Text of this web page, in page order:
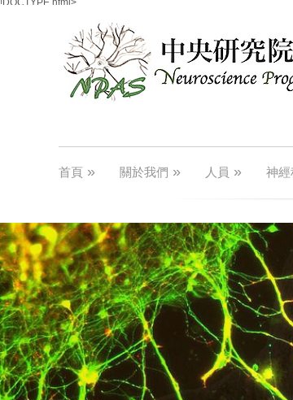
!DOCTYPE html>
首頁 » 關於我們 » 人員 » 神經